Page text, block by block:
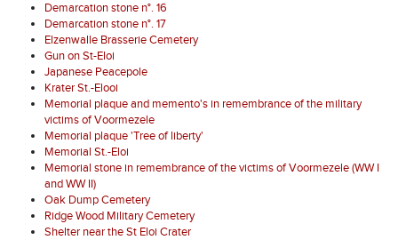
Demarcation stone n°. 16
Demarcation stone n°. 17
Elzenwalle Brasserie Cemetery
Gun on St-Eloi
Japanese Peacepole
Krater St.-Elooi
Memorial plaque and memento's in remembrance of the military
victims of Voormezele
Memorial plaque 'Tree of liberty'
Memorial St.-Eloi
Memorial stone in remembrance of the victims of Voormezele (WW I
and WW II)
Oak Dump Cemetery
Ridge Wood Military Cemetery
Shelter near the St Eloi Crater